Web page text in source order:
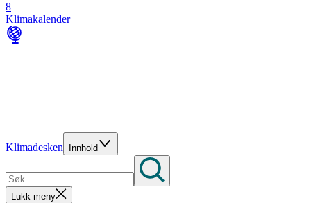
8
Klimakalender
Klimadesken Innhold
Lukk meny